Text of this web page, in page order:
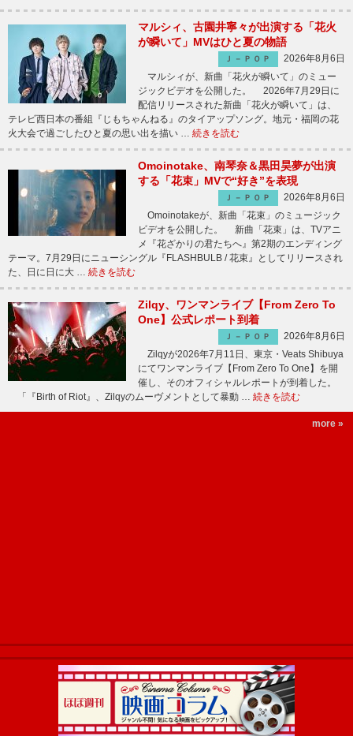
マルシィ、古園井寧々が出演する「花火
が瞬いて」MVはひと夏の物語
Ｊ－ＰＯＰ
2026年8月6日
マルシィが、新曲「花火が瞬いて」のミュー
ジックビデオを公開した。 2026年7月29日に
配信リリースされた新曲「花火が瞬いて」は、
テレビ西日本の番組『じもちゃんねる』のタイアップソング。地元・福岡の花
火大会で過ごしたひと夏の思い出を描い … 続きを読む
Omoinotake、南琴奈＆黒田昊夢が出演
する「花束」MVで“好き”を表現
Ｊ－ＰＯＰ
2026年8月6日
Omoinotakeが、新曲「花束」のミュージック
ビデオを公開した。 新曲「花束」は、TVアニ
メ『花ざかりの君たちへ』第2期のエンディング
テーマ。7月29日にニューシングル『FLASHBULB / 花束』としてリリースされ
た、日に日に大 … 続きを読む
Zilqy、ワンマンライブ【From Zero To
One】公式レポート到着
Ｊ－ＰＯＰ
2026年8月6日
Zilqyが2026年7月11日、東京・Veats Shibuya
にてワンマンライブ【From Zero To One】を開
催し、そのオフィシャルレポートが到着した。
「『Birth of Riot』、Zilqyのムーヴメントとして暴動 … 続きを読む
more »